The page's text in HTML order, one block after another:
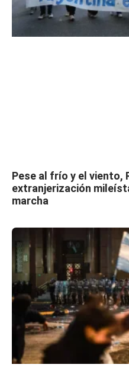
Pese al frío y el viento,
extranjerización
marcha